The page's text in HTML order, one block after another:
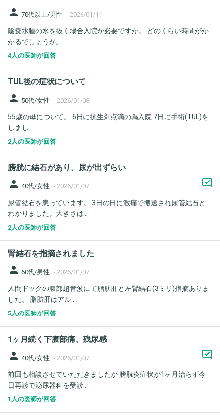
person 70代以上/男性 - 2026/01/11
陰嚢水腫の水を抜く場合入院が必要ですか。 どのくらい時間がか
かるでしょうか。
4人の医師が回答
TUL後の症状について
person 50代/女性 - 2026/01/08
55歳の母について。 6日に抗生剤点滴の為入院 7日に手術(TUL)を
しまし...
2人の医師が回答
膀胱に結石があり、尿が出ずらい
person 40代/女性 - 2026/01/07
尿管結石を患っています。 3日の日に激痛で搬送され尿管結石と
わかりました。大きさは...
2人の医師が回答
腎結石を指摘されました
person 60代/男性 - 2026/01/07
人間ドックの腹部超音波にて脂肪肝と左腎結石(3ミリ)指摘ありま
した。 脂肪肝はアル...
5人の医師が回答
1ヶ月続く下腹部痛、残尿感
person 40代/女性 - 2026/01/07
前回も相談させていただきましたが 膀胱炎症状が1ヶ月治らず今
日再診で泌尿器科を受診...
1人の医師が回答